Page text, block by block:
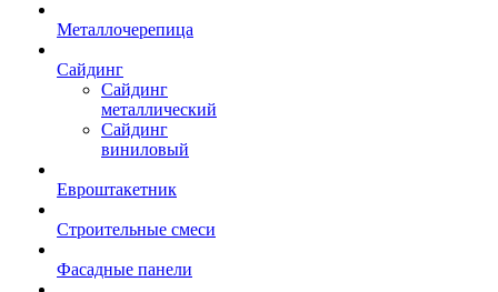
Металлочерепица
Сайдинг
Сайдинг
металлический
Сайдинг
виниловый
Евроштакетник
Строительные смеси
Фасадные панели